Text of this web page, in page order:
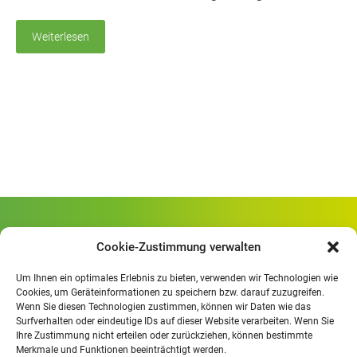
Cookie-Zustimmung verwalten
Um Ihnen ein optimales Erlebnis zu bieten, verwenden wir Technologien wie
Cookies, um Geräteinformationen zu speichern bzw. darauf zuzugreifen.
Wenn Sie diesen Technologien zustimmen, können wir Daten wie das
Surfverhalten oder eindeutige IDs auf dieser Website verarbeiten. Wenn Sie
Ihre Zustimmung nicht erteilen oder zurückziehen, können bestimmte
Merkmale und Funktionen beeinträchtigt werden.
Weiterlesen
Rheinlandstraße 80
Öffnungszeiten
Mo. - Fr.
07.30 - 13.00 Uhr
Mo. - Do.
13:30 - 15.30 Uhr